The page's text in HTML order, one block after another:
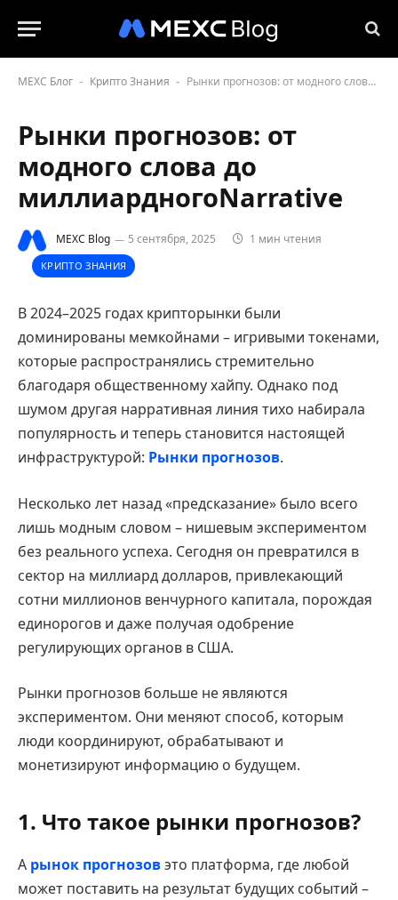
MEXC Блог - Крипто Знания - Рынки прогнозов: от модного слова до миллиардногоNarrative
Рынки прогнозов: от
модного слова до
миллиардногоNarrative
MEXC Blog 5 сентября, 2025 1 мин чтения
КРИПТО ЗНАНИЯ
В 2024–2025 годах крипторынки были
доминированы мемкойнами – игривыми токенами,
которые распространялись стремительно
благодаря общественному хайпу. Однако под
шумом другая нарративная линия тихо набирала
популярность и теперь становится настоящей
инфраструктурой: Рынки прогнозов.
Несколько лет назад «предсказание» было всего
лишь модным словом – нишевым экспериментом
без реального успеха. Сегодня он превратился в
сектор на миллиард долларов, привлекающий
сотни миллионов венчурного капитала, порождая
единорогов и даже получая одобрение
регулирующих органов в США.
Рынки прогнозов больше не являются
экспериментом. Они меняют способ, которым
люди координируют, обрабатывают и
монетизируют информацию о будущем.
1. Что такое рынки прогнозов?
A рынок прогнозовэто платформа, где любой
может поставить на результат будущих событий –